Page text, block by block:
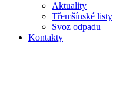
Aktuality
Třemšínské listy
Svoz odpadu
Kontakty